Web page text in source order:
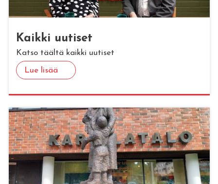
Kaik­ki uu­ti­set
Katso täältä kaikki uutiset
Lue lisää